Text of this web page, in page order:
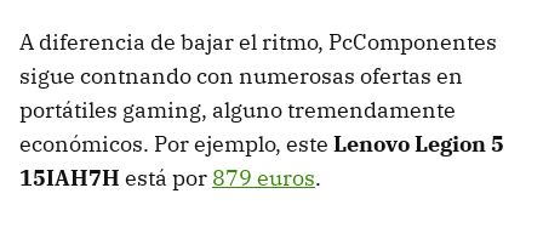
A diferencia de bajar el ritmo, PcComponentes
sigue contnando con numerosas ofertas en
portátiles gaming, alguno tremendamente
económicos. Por ejemplo, este Lenovo Legion 5
15IAH7H está por 879 euros.